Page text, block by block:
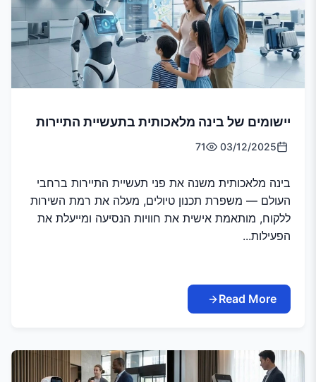
יישומים של בינה מלאכותית בתעשיית התיירות
03/12/2025
71
בינה מלאכותית משנה את פני תעשיית התיירות ברחבי
העולם — משפרת תכנון טיולים, מעלה את רמת השירות
ללקוח, מותאמת אישית את חוויות הנסיעה ומייעלת את
הפעילות...
Read More